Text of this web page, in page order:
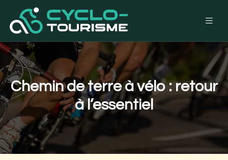
Chemin de terre à vélo : retour
à l’essentiel